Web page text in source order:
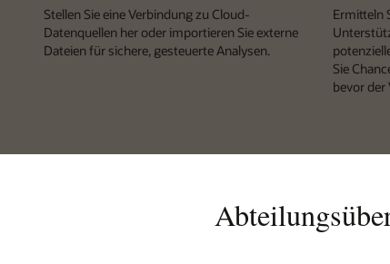
Stellen Sie eine Verbindung zu Cloud-
Datenquellen her oder importieren Sie externe
Dateien für sichere, gesteuerte Analysen.
Ermitteln
Sie
bevor